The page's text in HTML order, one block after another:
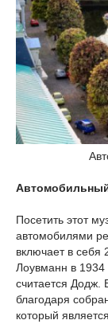
Посетить этот
автомобилями
включает в себя
Лоувманн в 1934
считается Додж.
благодаря
который